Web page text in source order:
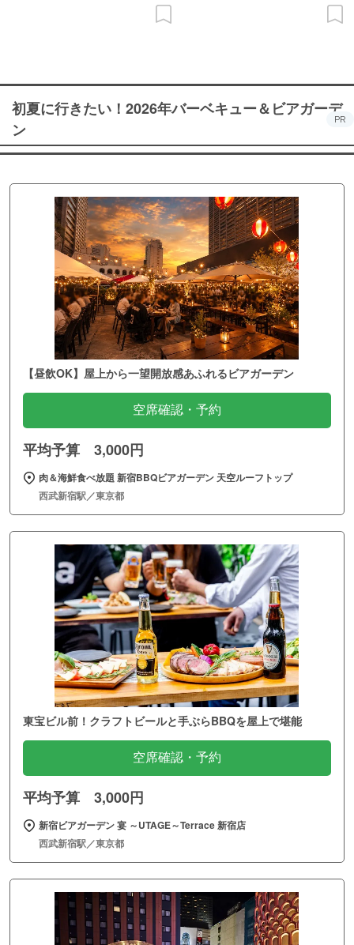
初夏に行きたい！2026年バーベキュー＆ビアガーデ
ン
PR
【昼飲OK】屋上から一望開放感あふれるビアガーデン
空席確認・予約
平均予算 3,000円
肉＆海鮮食べ放題 新宿BBQビアガーデン 天空ルーフトップ
西武新宿駅／東京都
東宝ビル前！クラフトビールと手ぶらBBQを屋上で堪能
空席確認・予約
平均予算 3,000円
新宿ビアガーデン 宴 ～UTAGE～Terrace 新宿店
西武新宿駅／東京都